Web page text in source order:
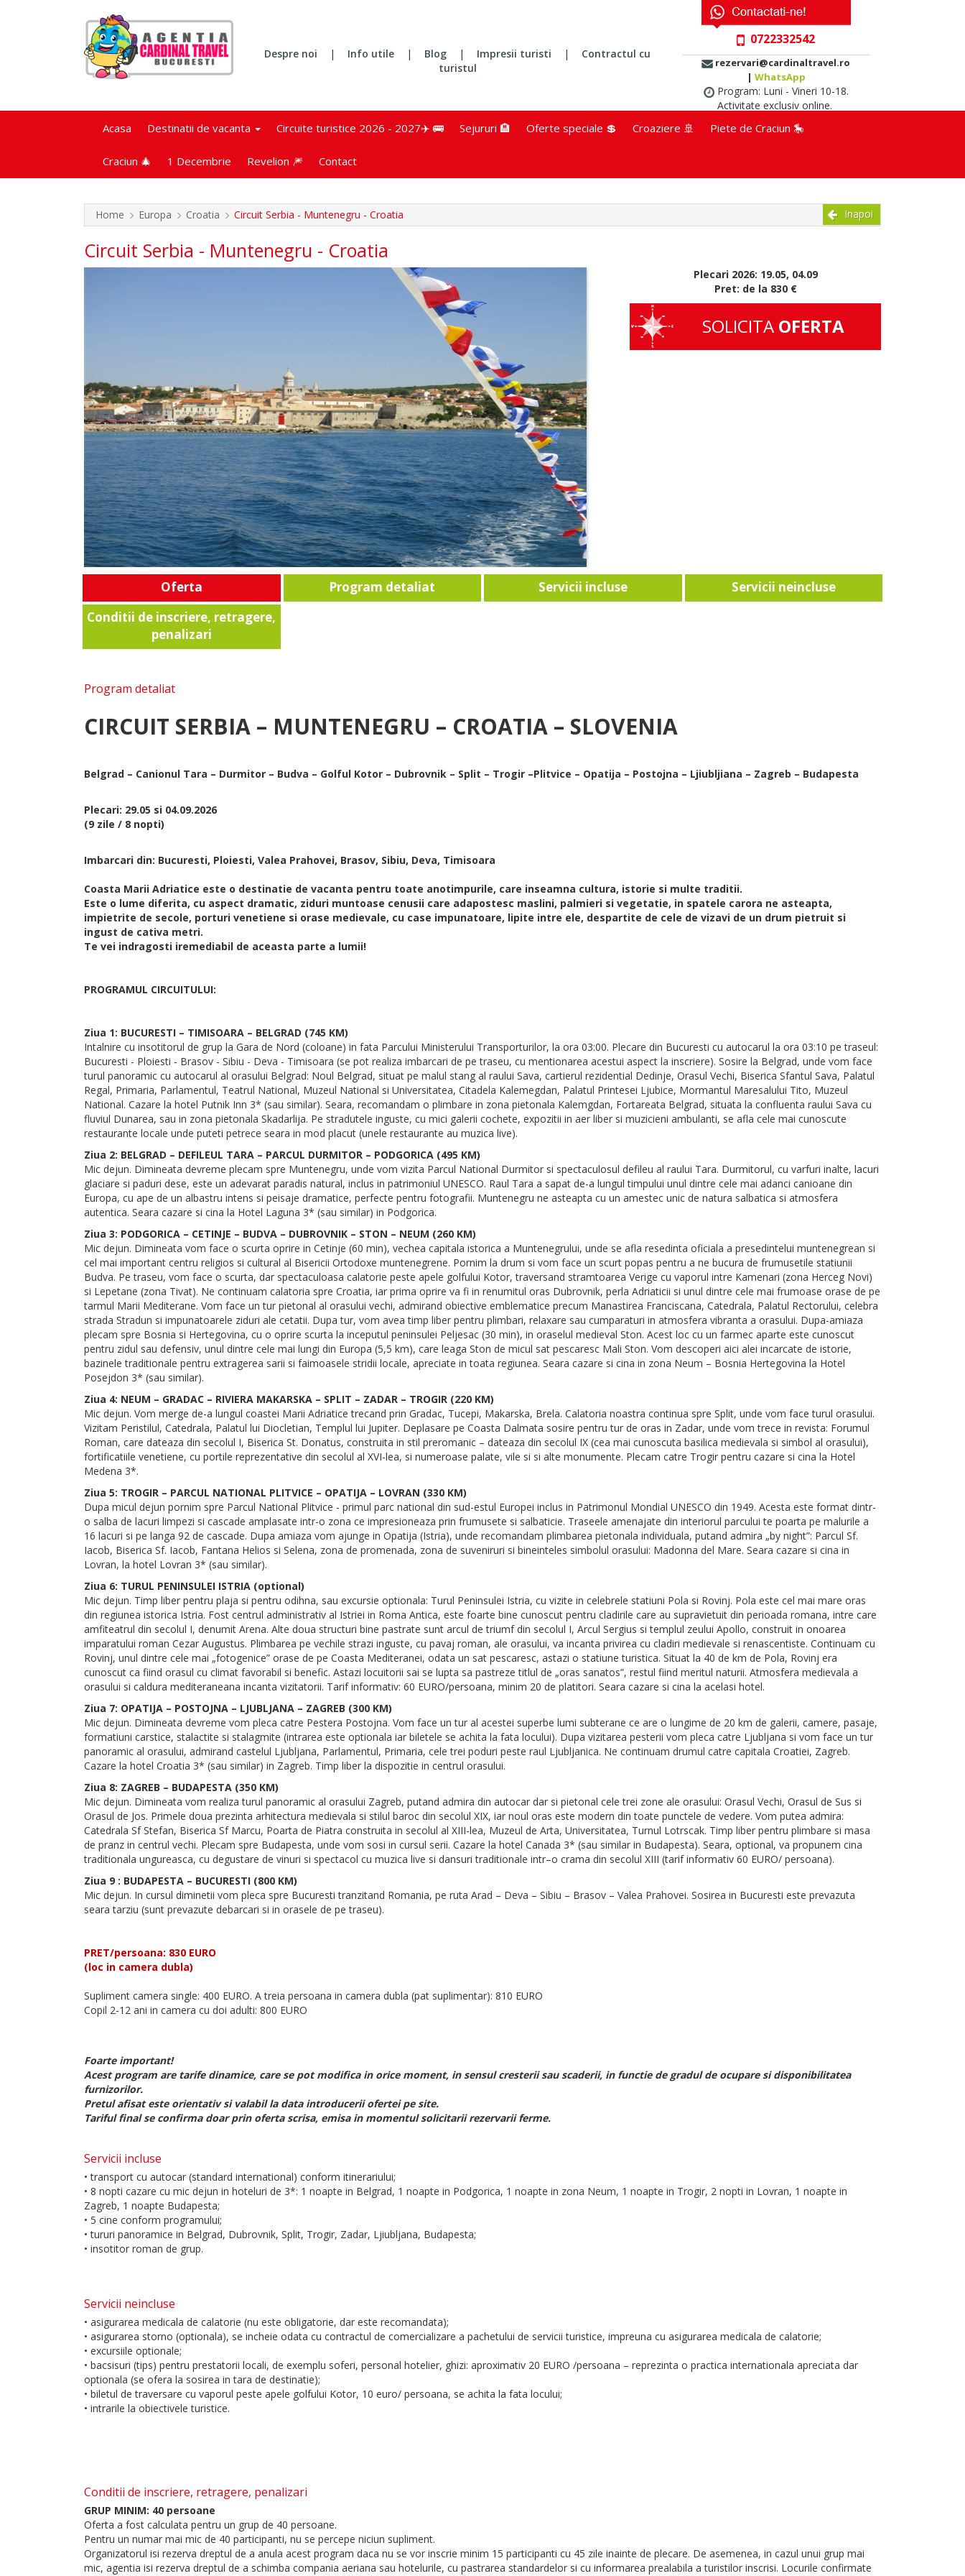
Despre noi | Info utile | Blog | Impresii turisti |
Contractul cu
turistul
0722332542
rezervari@cardinaltravel.ro
| WhatsApp
Program: Luni - Vineri 10-18.
Activitate exclusiv online.
Acasa Destinatii de vacanta Circuite turistice 2026 - 2027✈️ 🚌 Sejururi 🏨 Oferte speciale 💲 Croaziere 🚢 Piete de Craciun 🎠
Craciun 🎄 1 Decembrie Revelion 🎆 Contact
Home Europa Croatia Circuit Serbia - Muntenegru - Croatia Inapoi
Circuit Serbia - Muntenegru - Croatia
Plecari 2026: 19.05, 04.09
Pret: de la 830 €
SOLICITA OFERTA
Oferta Program detaliat Servicii incluse
Servicii neincluse
Conditii de inscriere, retragere,
penalizari
Program detaliat
CIRCUIT SERBIA – MUNTENEGRU – CROATIA – SLOVENIA
Belgrad – Canionul Tara – Durmitor – Budva – Golful Kotor – Dubrovnik – Split – Trogir –Plitvice – Opatija – Postojna – Ljiubljiana – Zagreb – Budapesta
Plecari: 29.05 si 04.09.2026
(9 zile / 8 nopti)
Imbarcari din: Bucuresti, Ploiesti, Valea Prahovei, Brasov, Sibiu, Deva, Timisoara
Coasta Marii Adriatice este o destinatie de vacanta pentru toate anotimpurile, care inseamna cultura, istorie si multe traditii.
Este o lume diferita, cu aspect dramatic, ziduri muntoase cenusii care adapostesc maslini, palmieri si vegetatie, in spatele carora ne asteapta,
impietrite de secole, porturi venetiene si orase medievale, cu case impunatoare, lipite intre ele, despartite de cele de vizavi de un drum pietruit si
ingust de cativa metri.
Te vei indragosti iremediabil de aceasta parte a lumii!
PROGRAMUL CIRCUITULUI:
Ziua 1: BUCURESTI – TIMISOARA – BELGRAD (745 KM)
Intalnire cu insotitorul de grup la Gara de Nord (coloane) in fata Parcului Ministerului Transporturilor, la ora 03:00. Plecare din Bucuresti cu autocarul la ora 03:10 pe traseul:
Bucuresti - Ploiesti - Brasov - Sibiu - Deva - Timisoara (se pot realiza imbarcari de pe traseu, cu mentionarea acestui aspect la inscriere). Sosire la Belgrad, unde vom face
turul panoramic cu autocarul al orasului Belgrad: Noul Belgrad, situat pe malul stang al raului Sava, cartierul rezidential Dedinje, Orasul Vechi, Biserica Sfantul Sava, Palatul
Regal, Primaria, Parlamentul, Teatrul National, Muzeul National si Universitatea, Citadela Kalemegdan, Palatul Printesei Ljubice, Mormantul Maresalului Tito, Muzeul
National. Cazare la hotel Putnik Inn 3* (sau similar). Seara, recomandam o plimbare in zona pietonala Kalemgdan, Fortareata Belgrad, situata la confluenta raului Sava cu
fluviul Dunarea, sau in zona pietonala Skadarlija. Pe stradutele inguste, cu mici galerii cochete, expozitii in aer liber si muzicieni ambulanti, se afla cele mai cunoscute
restaurante locale unde puteti petrece seara in mod placut (unele restaurante au muzica live).
Ziua 2: BELGRAD – DEFILEUL TARA – PARCUL DURMITOR – PODGORICA (495 KM)
Mic dejun. Dimineata devreme plecam spre Muntenegru, unde vom vizita Parcul National Durmitor si spectaculosul defileu al raului Tara. Durmitorul, cu varfuri inalte, lacuri
glaciare si paduri dese, este un adevarat paradis natural, inclus in patrimoniul UNESCO. Raul Tara a sapat de-a lungul timpului unul dintre cele mai adanci canioane din
Europa, cu ape de un albastru intens si peisaje dramatice, perfecte pentru fotografii. Muntenegru ne asteapta cu un amestec unic de natura salbatica si atmosfera
autentica. Seara cazare si cina la Hotel Laguna 3* (sau similar) in Podgorica.
Ziua 3: PODGORICA – CETINJE – BUDVA – DUBROVNIK – STON – NEUM (260 KM)
Mic dejun. Dimineata vom face o scurta oprire in Cetinje (60 min), vechea capitala istorica a Muntenegrului, unde se afla resedinta oficiala a presedintelui muntenegrean si
cel mai important centru religios si cultural al Bisericii Ortodoxe muntenegrene. Pornim la drum si vom face un scurt popas pentru a ne bucura de frumusetile statiunii
Budva. Pe traseu, vom face o scurta, dar spectaculoasa calatorie peste apele golfului Kotor, traversand stramtoarea Verige cu vaporul intre Kamenari (zona Herceg Novi)
si Lepetane (zona Tivat). Ne continuam calatoria spre Croatia, iar prima oprire va fi in renumitul oras Dubrovnik, perla Adriaticii si unul dintre cele mai frumoase orase de pe
tarmul Marii Mediterane. Vom face un tur pietonal al orasului vechi, admirand obiective emblematice precum Manastirea Franciscana, Catedrala, Palatul Rectorului, celebra
strada Stradun si impunatoarele ziduri ale cetatii. Dupa tur, vom avea timp liber pentru plimbari, relaxare sau cumparaturi in atmosfera vibranta a orasului. Dupa-amiaza
plecam spre Bosnia si Hertegovina, cu o oprire scurta la inceputul peninsulei Peljesac (30 min), in oraselul medieval Ston. Acest loc cu un farmec aparte este cunoscut
pentru zidul sau defensiv, unul dintre cele mai lungi din Europa (5,5 km), care leaga Ston de micul sat pescaresc Mali Ston. Vom descoperi aici alei incarcate de istorie,
bazinele traditionale pentru extragerea sarii si faimoasele stridii locale, apreciate in toata regiunea. Seara cazare si cina in zona Neum – Bosnia Hertegovina la Hotel
Posejdon 3* (sau similar).
Ziua 4: NEUM – GRADAC – RIVIERA MAKARSKA – SPLIT – ZADAR – TROGIR (220 KM)
Mic dejun. Vom merge de-a lungul coastei Marii Adriatice trecand prin Gradac, Tucepi, Makarska, Brela. Calatoria noastra continua spre Split, unde vom face turul orasului.
Vizitam Peristilul, Catedrala, Palatul lui Diocletian, Templul lui Jupiter. Deplasare pe Coasta Dalmata sosire pentru tur de oras in Zadar, unde vom trece in revista: Forumul
Roman, care dateaza din secolul I, Biserica St. Donatus, construita in stil preromanic – dateaza din secolul IX (cea mai cunoscuta basilica medievala si simbol al orasului),
fortificatiile venetiene, cu portile reprezentative din secolul al XVI-lea, si numeroase palate, vile si si alte monumente. Plecam catre Trogir pentru cazare si cina la Hotel
Medena 3*.
Ziua 5: TROGIR – PARCUL NATIONAL PLITVICE – OPATIJA – LOVRAN (330 KM)
Dupa micul dejun pornim spre Parcul National Plitvice - primul parc national din sud-estul Europei inclus in Patrimonul Mondial UNESCO din 1949. Acesta este format dintr-
o salba de lacuri limpezi si cascade amplasate intr-o zona ce impresioneaza prin frumusete si salbaticie. Traseele amenajate din interiorul parcului te poarta pe malurile a
16 lacuri si pe langa 92 de cascade. Dupa amiaza vom ajunge in Opatija (Istria), unde recomandam plimbarea pietonala individuala, putand admira „by night”: Parcul Sf.
Iacob, Biserica Sf. Iacob, Fantana Helios si Selena, zona de promenada, zona de suveniruri si bineinteles simbolul orasului: Madonna del Mare. Seara cazare si cina in
Lovran, la hotel Lovran 3* (sau similar).
Ziua 6: TURUL PENINSULEI ISTRIA (optional)
Mic dejun. Timp liber pentru plaja si pentru odihna, sau excursie optionala: Turul Peninsulei Istria, cu vizite in celebrele statiuni Pola si Rovinj. Pola este cel mai mare oras
din regiunea istorica Istria. Fost centrul administrativ al Istriei in Roma Antica, este foarte bine cunoscut pentru cladirile care au supravietuit din perioada romana, intre care
amfiteatrul din secolul I, denumit Arena. Alte doua structuri bine pastrate sunt arcul de triumf din secolul I, Arcul Sergius si templul zeului Apollo, construit in onoarea
imparatului roman Cezar Augustus. Plimbarea pe vechile strazi inguste, cu pavaj roman, ale orasului, va incanta privirea cu cladiri medievale si renascentiste. Continuam cu
Rovinj, unul dintre cele mai „fotogenice” orase de pe Coasta Mediteranei, odata un sat pescaresc, astazi o statiune turistica. Situat la 40 de km de Pola, Rovinj era
cunoscut ca fiind orasul cu climat favorabil si benefic. Astazi locuitorii sai se lupta sa pastreze titlul de „oras sanatos”, restul fiind meritul naturii. Atmosfera medievala a
orasului si caldura mediteraneana incanta vizitatorii. Tarif informativ: 60 EURO/persoana, minim 20 de platitori. Seara cazare si cina la acelasi hotel.
Ziua 7: OPATIJA – POSTOJNA – LJUBLJANA – ZAGREB (300 KM)
Mic dejun. Dimineata devreme vom pleca catre Pestera Postojna. Vom face un tur al acestei superbe lumi subterane ce are o lungime de 20 km de galerii, camere, pasaje,
formatiuni carstice, stalactite si stalagmite (intrarea este optionala iar biletele se achita la fata locului). Dupa vizitarea pesterii vom pleca catre Ljubljana si vom face un tur
panoramic al orasului, admirand castelul Ljubljana, Parlamentul, Primaria, cele trei poduri peste raul Ljubljanica. Ne continuam drumul catre capitala Croatiei, Zagreb.
Cazare la hotel Croatia 3* (sau similar) in Zagreb. Timp liber la dispozitie in centrul orasului.
Ziua 8: ZAGREB – BUDAPESTA (350 KM)
Mic dejun. Dimineata vom realiza turul panoramic al orasului Zagreb, putand admira din autocar dar si pietonal cele trei zone ale orasului: Orasul Vechi, Orasul de Sus si
Orasul de Jos. Primele doua prezinta arhitectura medievala si stilul baroc din secolul XIX, iar noul oras este modern din toate punctele de vedere. Vom putea admira:
Catedrala Sf Stefan, Biserica Sf Marcu, Poarta de Piatra construita in secolul al XIII-lea, Muzeul de Arta, Universitatea, Turnul Lotrscak. Timp liber pentru plimbare si masa
de pranz in centrul vechi. Plecam spre Budapesta, unde vom sosi in cursul serii. Cazare la hotel Canada 3* (sau similar in Budapesta). Seara, optional, va propunem cina
traditionala ungureasca, cu degustare de vinuri si spectacol cu muzica live si dansuri traditionale intr–o crama din secolul XIII (tarif informativ 60 EURO/ persoana).
Ziua 9 : BUDAPESTA – BUCURESTI (800 KM)
Mic dejun. In cursul diminetii vom pleca spre Bucuresti tranzitand Romania, pe ruta Arad – Deva – Sibiu – Brasov – Valea Prahovei. Sosirea in Bucuresti este prevazuta
seara tarziu (sunt prevazute debarcari si in orasele de pe traseu).
PRET/persoana: 830 EURO
(loc in camera dubla)
Supliment camera single: 400 EURO. A treia persoana in camera dubla (pat suplimentar): 810 EURO
Copil 2-12 ani in camera cu doi adulti: 800 EURO
Foarte important!
Acest program are tarife dinamice, care se pot modifica in orice moment, in sensul cresterii sau scaderii, in functie de gradul de ocupare si disponibilitatea
furnizorilor.
Pretul afisat este orientativ si valabil la data introducerii ofertei pe site.
Tariful final se confirma doar prin oferta scrisa, emisa in momentul solicitarii rezervarii ferme.
Servicii incluse
• transport cu autocar (standard international) conform itinerariului;
• 8 nopti cazare cu mic dejun in hoteluri de 3*: 1 noapte in Belgrad, 1 noapte in Podgorica, 1 noapte in zona Neum, 1 noapte in Trogir, 2 nopti in Lovran, 1 noapte in
Zagreb, 1 noapte Budapesta;
• 5 cine conform programului;
• tururi panoramice in Belgrad, Dubrovnik, Split, Trogir, Zadar, Ljiubljana, Budapesta;
• insotitor roman de grup.
Servicii neincluse
• asigurarea medicala de calatorie (nu este obligatorie, dar este recomandata);
• asigurarea storno (optionala), se incheie odata cu contractul de comercializare a pachetului de servicii turistice, impreuna cu asigurarea medicala de calatorie;
• excursiile optionale;
• bacsisuri (tips) pentru prestatorii locali, de exemplu soferi, personal hotelier, ghizi: aproximativ 20 EURO /persoana – reprezinta o practica internationala apreciata dar
optionala (se ofera la sosirea in tara de destinatie);
• biletul de traversare cu vaporul peste apele golfului Kotor, 10 euro/ persoana, se achita la fata locului;
• intrarile la obiectivele turistice.
Conditii de inscriere, retragere, penalizari
GRUP MINIM: 40 persoane
Oferta a fost calculata pentru un grup de 40 persoane.
Pentru un numar mai mic de 40 participanti, nu se percepe niciun supliment.
Organizatorul isi rezerva dreptul de a anula acest program daca nu se vor inscrie minim 15 participanti cu 45 zile inainte de plecare. De asemenea, in cazul unui grup mai
mic, agentia isi rezerva dreptul de a schimba compania aeriana sau hotelurile, cu pastrarea standardelor si cu informarea prealabila a turistilor inscrisi. Locurile confirmate